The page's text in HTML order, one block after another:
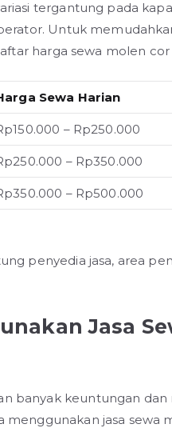
tergantung pada
Untuk
harga sewa molen
Sewa Harian
– Rp250.000
– Rp350.000
– Rp500.000
penyedia jasa, area
Jasa
banyak keuntungan
menggunakan jasa sewa